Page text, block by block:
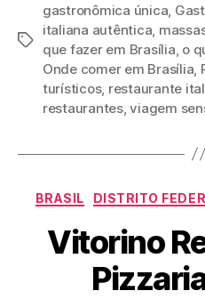
Tags
gastronômica única
italiana autêntica
que fazer em Brasília o
Onde comer em Brasília
turísticos, restaurante
restaurantes,viagem
BRASIL DISTRITO
Vitorino